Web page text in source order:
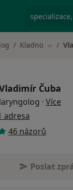
Kladno Změna
Čuba
· Více
adresa
46 názorů
Poslat